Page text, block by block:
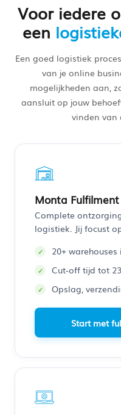
Voor iedere
een
Een goed logistiek
van je online
mogelijkheden aan,
aansluit op jouw
vinden van
Monta Fulfilment
Complete
logistiek. Jij focust
20+ warehouses
Cut-off tijd tot
Opslag,
Start met